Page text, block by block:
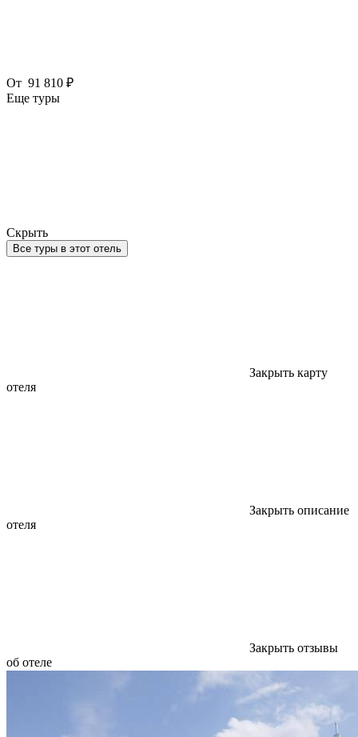
От 91 810 ₽
Еще туры
Скрыть
Все туры в этот отель
Закрыть карту
отеля
Закрыть описание
отеля
Закрыть отзывы
об отеле